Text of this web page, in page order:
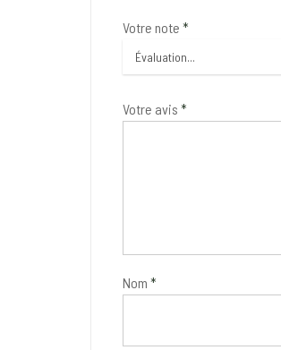
Votre note *
Votre avis *
Nom *